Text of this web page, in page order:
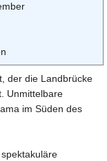
der die Landbrücke
Unmittelbare
im Süden des